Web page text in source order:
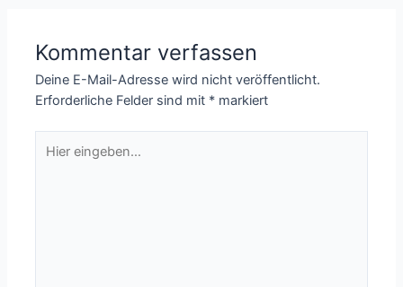
Kommentar verfassen
Deine E-Mail-Adresse wird nicht veröffentlicht.
Erforderliche Felder sind mit * markiert
eingeben…